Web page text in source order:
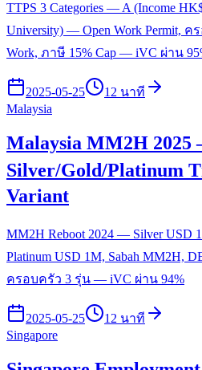
TTPS 3 Categories — A (Income
University) — Open Work Permit, ค
Work, ภาษี 15% Cap — iVC ผ่าน
2025-05-25
12 นาที
Malaysia
Malaysia MM2H
Silver/Gold/Platinum
Variant
MM2H Reboot 2024 — Silver USD
Platinum USD 1M, Sabah MM2H,
ครอบครัว 3 รุ่น — iVC ผ่าน 94%
2025-05-25
12 นาที
Singapore